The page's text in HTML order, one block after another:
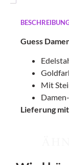
Guess
Mit
Lieferung